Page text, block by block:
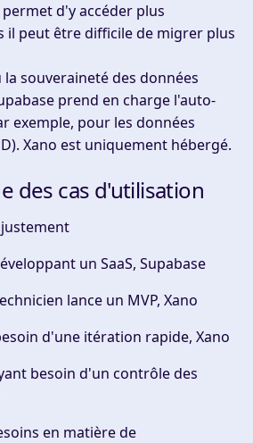
d'y accéder plus
il peut être difficile de migrer plus
souveraineté des données
prend en charge l'auto-
exemple, pour les données
Xano est uniquement hébergé.
des cas d'utilisation
un SaaS, Supabase
lance un MVP, Xano
d'une itération rapide, Xano
besoin d'un contrôle des
en matière de